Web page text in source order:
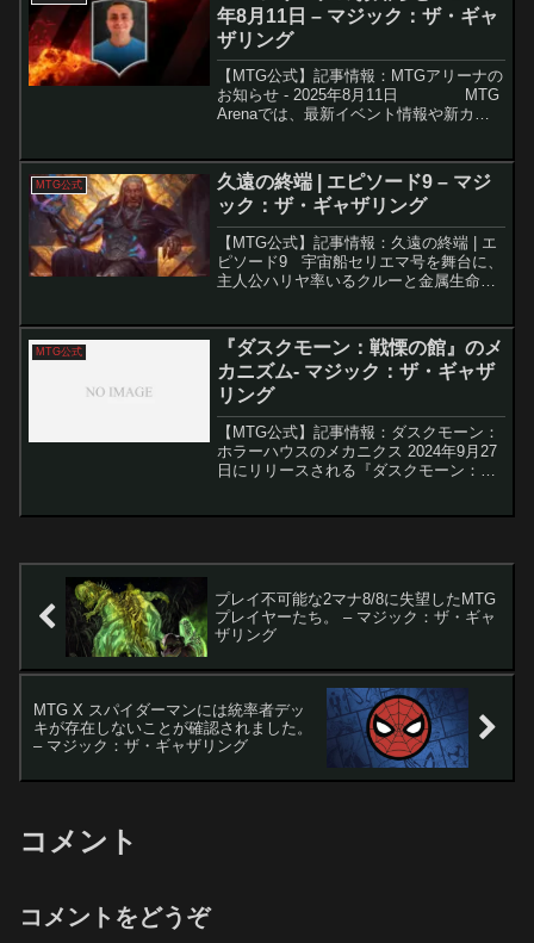
年8月11日 – マジック：ザ・ギャ
ザリング
【MTG公式】記事情報：MTGアリーナの
お知らせ - 2025年8月11日 MTG
Arenaでは、最新イベント情報や新カー
「Arena Champ...
MTG公式
久遠の終端 | エピソード9 – マジ
ック：ザ・ギャザリング
【MTG公式】記事情報：久遠の終端 | エ
ピソード9 宇宙船セリエマ号を舞台に、
主人公ハリヤ率いるクルーと金属生命体
は命と信念を懸けて対峙し、物語は新た
な局面へと突...
MTG公式
『ダスクモーン：戦慄の館』のメ
カニズム- マジック：ザ・ギャザ
リング
【MTG公式】記事情報：ダスクモーン：
ホラーハウスのメカニクス 2024年9月27
日にリリースされる『ダスクモーン：戦
プレイ不可能な2マナ8/8に失望したMTG
プレイヤーたち。 – マジック：ザ・ギャ
ザリング
MTG X スパイダーマンには統率者デッ
キが存在しないことが確認されました。
– マジック：ザ・ギャザリング
コメント
コメントをどうぞ